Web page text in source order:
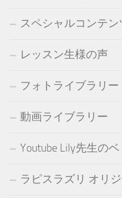
スペシャルコンテン
レッスン生様の声
フォトライブラリー
動画ライブラリー
Youtube Lily先生の
ラピスラズリ オリ